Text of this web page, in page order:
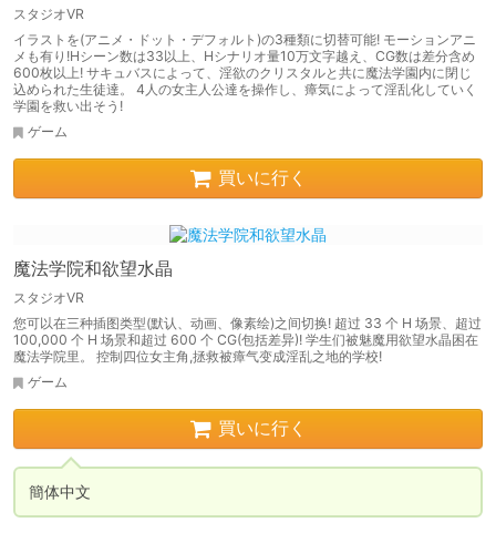
スタジオVR
イラストを(アニメ・ドット・デフォルト)の3種類に切替可能! モーションアニ
メも有り!Hシーン数は33以上、Hシナリオ量10万文字越え、CG数は差分含め
600枚以上! サキュバスによって、淫欲のクリスタルと共に魔法学園内に閉じ
込められた生徒達。 4人の女主人公達を操作し、瘴気によって淫乱化していく
学園を救い出そう!
ゲーム
買いに行く
魔法学院和欲望水晶
スタジオVR
您可以在三种插图类型(默认、动画、像素绘)之间切换! 超过 33 个 H 场景、超过
100,000 个 H 场景和超过 600 个 CG(包括差异)! 学生们被魅魔用欲望水晶困在
魔法学院里。 控制四位女主角,拯救被瘴气变成淫乱之地的学校!
ゲーム
買いに行く
簡体中文